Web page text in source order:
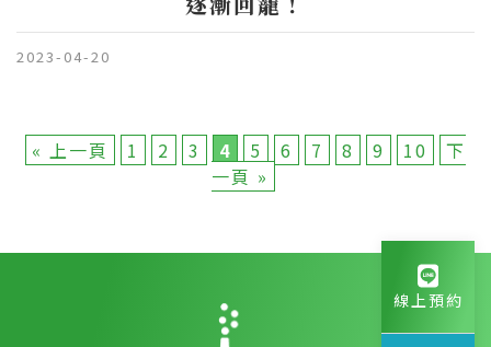
2023-04-20
« 上一頁 1 2 3 4 5 6 7 8 9 10
下
一頁 »
線上預約